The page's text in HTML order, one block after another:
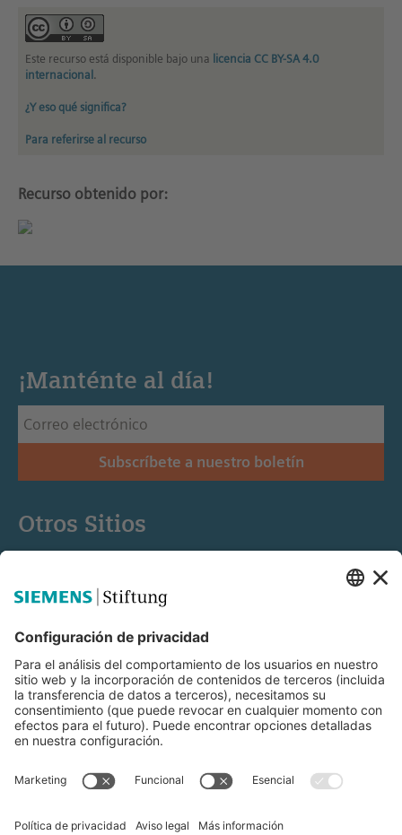
Este recurso está disponible bajo una licencia CC BY-SA 4.0
internacional .
¿Y eso qué significa?
Para referirse al recurso
Recurso obtenido por:
¡Manténte al día!
Subscríbete a nuestro boletín
Otros Sitios
Educación STEM
Mediaportal
© Siemens Stiftung 2025